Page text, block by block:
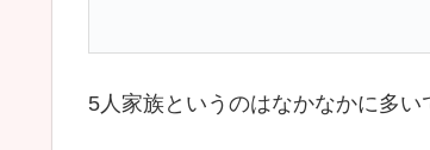
5人家族というのはなかなかに多い